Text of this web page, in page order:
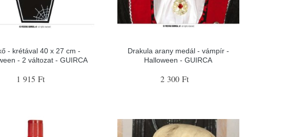
- krétával 40 x 27 cm -
- 2 változat - GUIRCA
1 915 Ft
Drakula arany medál - vámpír -
Halloween - GUIRCA
2 300 Ft